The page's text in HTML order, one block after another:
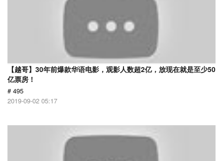
【越哥】30年前爆款华语电影，观影人数超2亿，放现在就是至少50
亿票房！
# 495
2019-09-02 05:17